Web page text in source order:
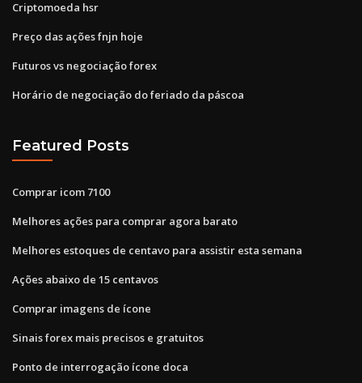
Criptomoeda hsr
Preço das ações fnjn hoje
Futuros vs negociação forex
Horário de negociação do feriado da páscoa
Featured Posts
Comprar icom 7100
Melhores ações para comprar agora barato
Melhores estoques de centavo para assistir esta semana
Ações abaixo de 15 centavos
Comprar imagens de ícone
Sinais forex mais precisos e gratuitos
Ponto de interrogação ícone doca